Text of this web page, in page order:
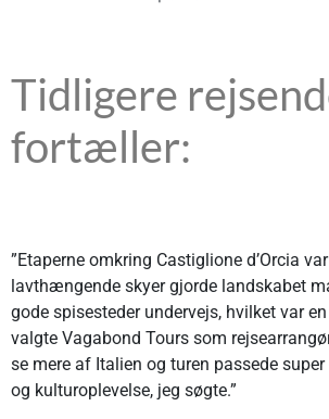
Tidligere
fortæller:
”Etaperne omkring Castiglione d’Orcia
lavthængende skyer gjorde landskabet
gode spisesteder undervejs, hvilket var
valgte Vagabond Tours som
se mere af Italien og turen passede
og kulturoplevelse, jeg søgte.”